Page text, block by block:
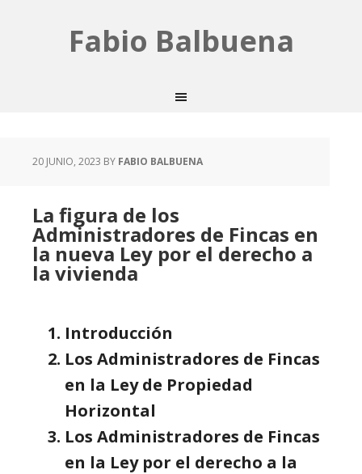
Fabio Balbuena
20 JUNIO, 2023 BY FABIO BALBUENA
La figura de los
Administradores de Fincas en
la nueva Ley por el derecho a
la vivienda
Introducción
Los Administradores de Fincas
en la Ley de Propiedad
Horizontal
Los Administradores de Fincas
en la Ley por el derecho a la